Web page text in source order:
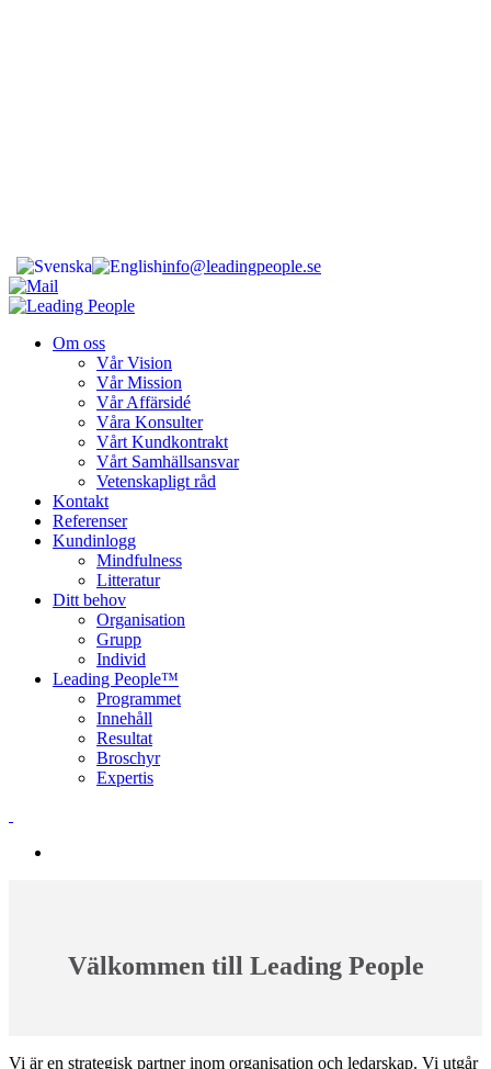
info@leadingpeople.se
Om oss
Vår Vision
Vår Mission
Vår Affärsidé
Våra Konsulter
Vårt Kundkontrakt
Vårt Samhällsansvar
Vetenskapligt råd
Kontakt
Referenser
Kundinlogg
Mindfulness
Litteratur
Ditt behov
Organisation
Grupp
Individ
Leading People™
Programmet
Innehåll
Resultat
Broschyr
Expertis
Välkommen till Leading People
Vi är en strategisk partner inom organisation och ledarskap. Vi utgår